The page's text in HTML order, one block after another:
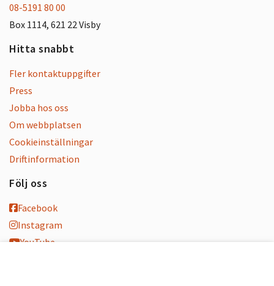
08-5191 80 00
Box 1114, 621 22 Visby
Hitta snabbt
Fler kontaktuppgifter
Press
Jobba hos oss
Om webbplatsen
Cookieinställningar
Driftinformation
Följ oss
Facebook
Instagram
YouTube